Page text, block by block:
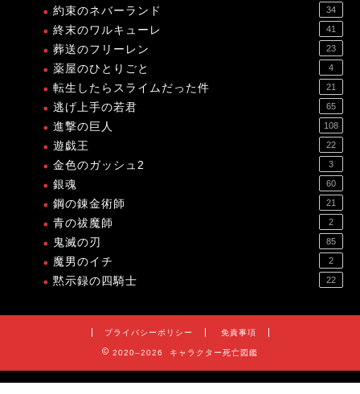
約束のネバーランド 34
終末のワルキューレ 41
葬送のフリーレン 23
薬屋のひとりごと 4
転生したらスライムだった件 21
逃げ上手の若君 65
進撃の巨人 108
遊戯王 22
金色のガッシュ2 3
銀魂 60
鋼の錬金術師 21
青の祓魔師 2
鬼滅の刃 85
魔男のイチ 2
黙示録の四騎士 22
プライバシーポリシー 免責事項
2020–2026 キャラクター死亡図鑑